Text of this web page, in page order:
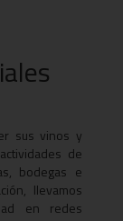
sus vinos y
de
bodegas e
llevamos
en redes